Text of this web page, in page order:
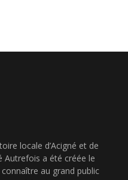
locale d’Acigné et de
Autrefois a été créée le
au grand public